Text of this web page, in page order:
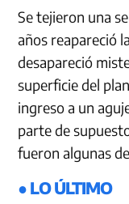
Se tejieron una
años reapareció
desapareció
superficie del
ingreso a un
parte de
fueron algunas
● LO ÚLTIMO